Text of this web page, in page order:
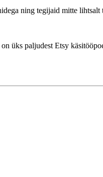
ning tegijaid mitte lihtsalt
üks paljudest Etsy